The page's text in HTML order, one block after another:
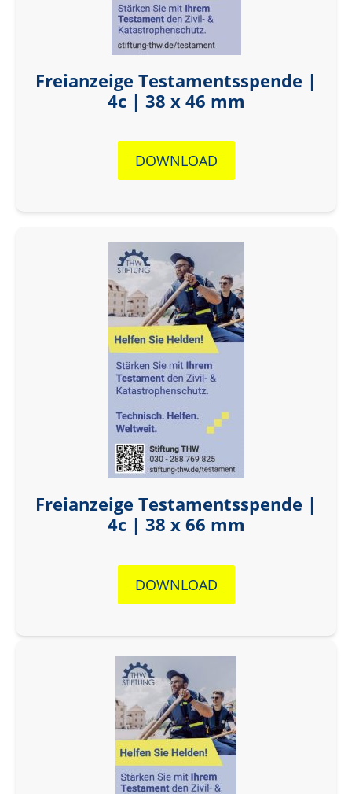
Freianzeige Testamentsspende |
4c | 38 x 46 mm
DOWNLOAD
Freianzeige Testamentsspende |
4c | 38 x 66 mm
DOWNLOAD